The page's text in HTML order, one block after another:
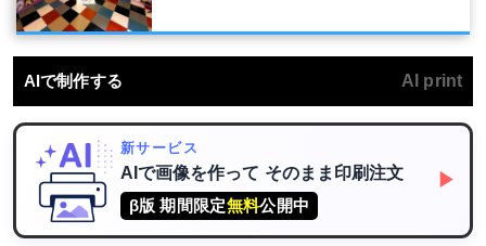
AIで制作する AI print
新サービス
AIで画像を作って そのまま印刷注文
β版 期間限定無料公開中
▶